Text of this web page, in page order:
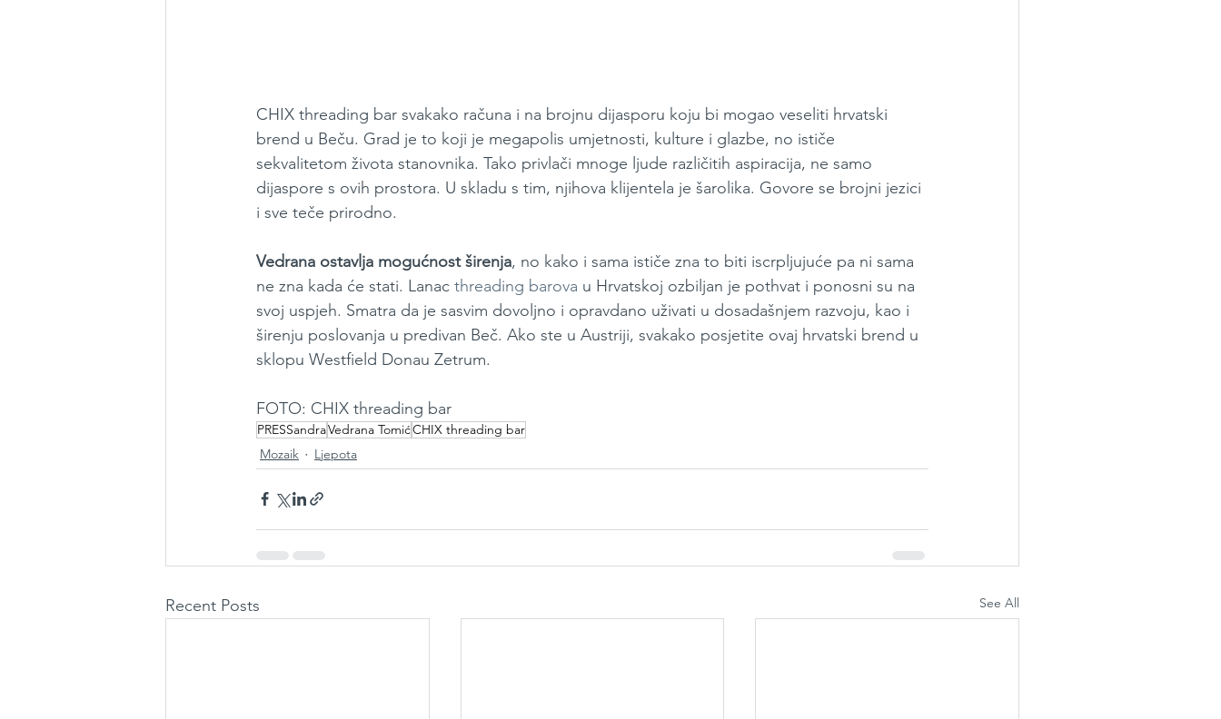
CHIX threading bar svakako računa i na brojnu dijasporu koju bi mogao veseliti hrvatski
brend u Beču. Grad je to koji je megapolis umjetnosti, kulture i glazbe, no ističe
sekvalitetom života stanovnika. Tako privlači mnoge ljude različitih aspiracija, ne samo
dijaspore s ovih prostora. U skladu s tim, njihova klijentela je šarolika. Govore se brojni jezici
i sve teče prirodno.
Vedrana ostavlja mogućnost širenja, no kako i sama ističe zna to biti iscrpljujuće pa ni sama
ne zna kada će stati. Lanac threading barova u Hrvatskoj ozbiljan je pothvat i ponosni su na
svoj uspjeh. Smatra da je sasvim dovoljno i opravdano uživati u dosadašnjem razvoju, kao i
širenju poslovanja u predivan Beč. Ako ste u Austriji, svakako posjetite ovaj hrvatski brend u
sklopu Westfield Donau Zetrum.
FOTO: CHIX threading bar
PRESSandraVedrana TomićCHIX threading bar
Mozaik
Ljepota
Recent Posts See All